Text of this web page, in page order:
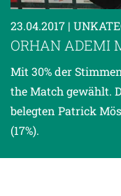
23.04.2017 |
ORHAN ADEMI
Mit 30% der
the Match gewählt.
belegten Patrick
(17%).